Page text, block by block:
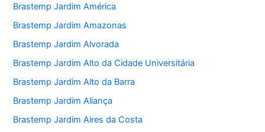
Brastemp Jardim América
Brastemp Jardim Amazonas
Brastemp Jardim Alvorada
Brastemp Jardim Alto da Cidade Universitária
Brastemp Jardim Alto da Barra
Brastemp Jardim Aliança
Brastemp Jardim Aires da Costa